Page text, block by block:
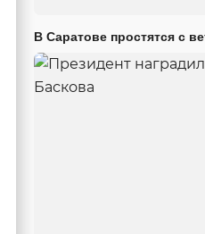
В Саратове простятся с